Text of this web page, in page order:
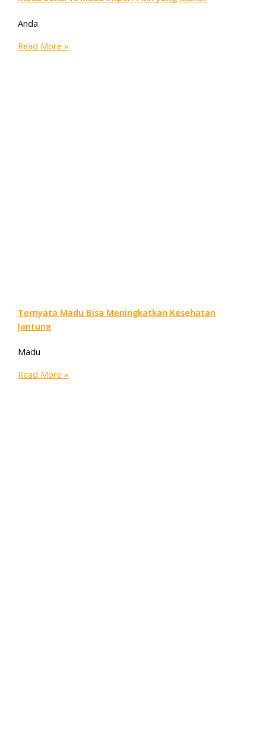
Anda
Read More »
Ternyata Madu Bisa Meningkatkan Kesehatan
Jantung
Madu
Read More »